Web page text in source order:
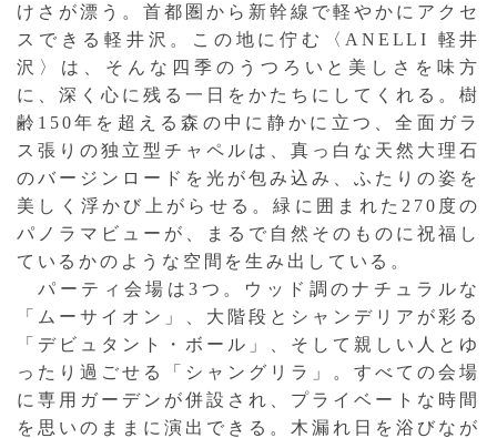
けさが漂う。首都圏から新幹線で軽やかにアクセ
スできる軽井沢。この地に佇む〈ANELLI 軽井
沢〉は、そんな四季のうつろいと美しさを味方
に、深く心に残る一日をかたちにしてくれる。樹
齢150年を超える森の中に静かに立つ、全面ガラ
ス張りの独立型チャペルは、真っ白な天然大理石
のバージンロードを光が包み込み、ふたりの姿を
美しく浮かび上がらせる。緑に囲まれた270度の
パノラマビューが、まるで自然そのものに祝福し
ているかのような空間を生み出している。
パーティ会場は3つ。ウッド調のナチュラルな
「ムーサイオン」、大階段とシャンデリアが彩る
「デビュタント・ボール」、そして親しい人とゆ
ったり過ごせる「シャングリラ」。すべての会場
に専用ガーデンが併設され、プライベートな時間
を思いのままに演出できる。木漏れ日を浴びなが